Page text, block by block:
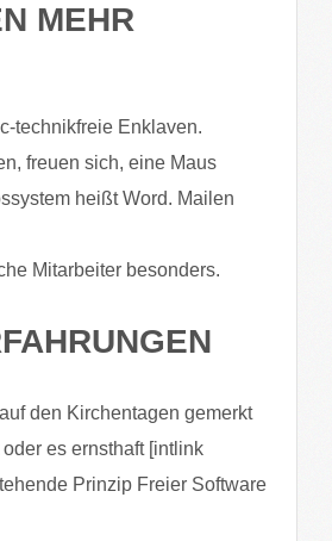
MEHR
technikfreie Enklaven.
freuen sich, eine Maus
heißt Word. Mailen
Mitarbeiter besonders.
den Kirchentagen gemerkt
es ernsthaft [intlink
Prinzip Freier Software